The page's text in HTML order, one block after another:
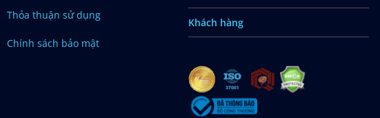
Thỏa thuận sử dụng
Chính sách bảo mật
Khách hàng